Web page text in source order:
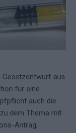
Gesetzentwurf aus
für eine
auch die
dem Thema mit
Antrag,